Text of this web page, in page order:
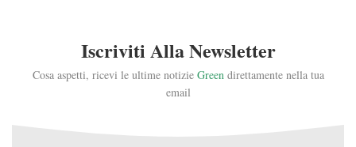
Iscriviti Alla Newsletter
Cosa aspetti, ricevi le ultime notizie Green direttamente nella tua
email